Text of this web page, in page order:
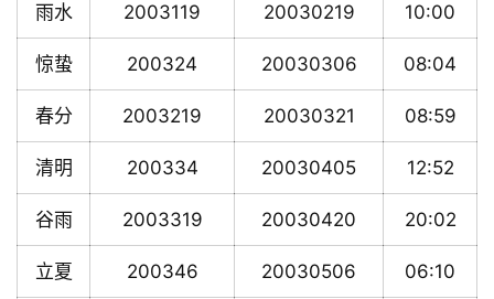
雨水 2003119 20030219 10:00
惊蛰 200324 20030306 08:04
春分 2003219 20030321 08:59
清明 200334 20030405 12:52
谷雨 2003319 20030420 20:02
立夏 200346 20030506 06:10